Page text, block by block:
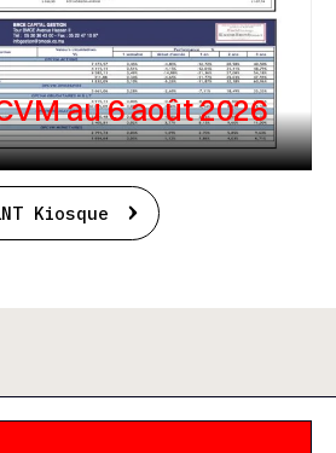
au 6 août 2026
Kiosque